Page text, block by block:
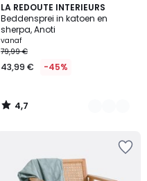
LA REDOUTE INTERIEURS
Beddensprei in katoen en
sherpa, Anoti
vanaf
79,99 €
43,99 € -45%
4,7
/ 5
2
Kleuren
4,7
/